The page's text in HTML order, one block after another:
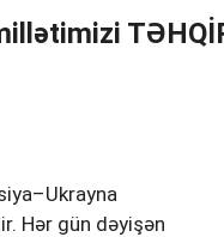
Hər gün dəyişən